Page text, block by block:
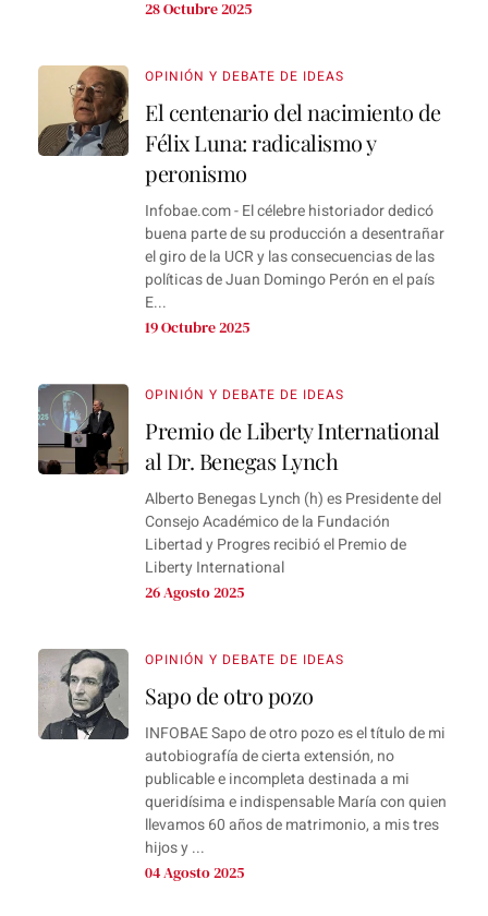
28 Octubre 2025
OPINIÓN Y DEBATE DE IDEAS
El centenario del nacimiento de
Félix Luna: radicalismo y
peronismo
Infobae.com - El célebre historiador dedicó
buena parte de su producción a desentrañar
el giro de la UCR y las consecuencias de las
políticas de Juan Domingo Perón en el país
E...
19 Octubre 2025
OPINIÓN Y DEBATE DE IDEAS
Premio de Liberty International
al Dr. Benegas Lynch
Alberto Benegas Lynch (h) es Presidente del
Consejo Académico de la Fundación
Libertad y Progres recibió el Premio de
Liberty International
26 Agosto 2025
OPINIÓN Y DEBATE DE IDEAS
Sapo de otro pozo
INFOBAE Sapo de otro pozo es el título de mi
autobiografía de cierta extensión, no
publicable e incompleta destinada a mi
queridísima e indispensable María con quien
llevamos 60 años de matrimonio, a mis tres
hijos y ...
04 Agosto 2025